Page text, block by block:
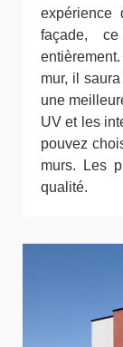
façade,
mur, il
une
UV et les
pouvez
murs. Les
qualité.